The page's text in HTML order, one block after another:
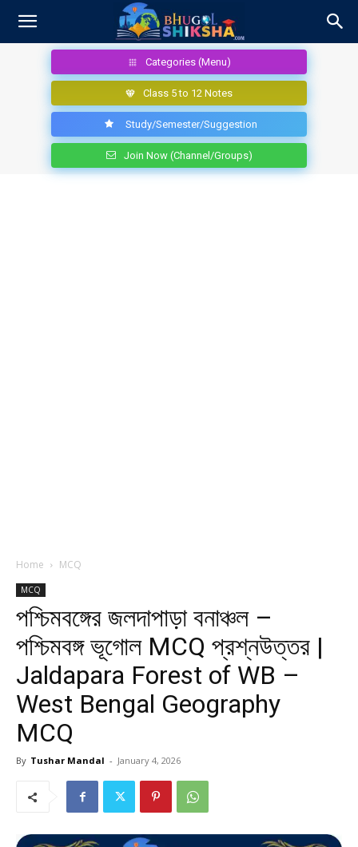
Categories (Menu)
Class 5 to 12 Notes
Study/Semester/Suggestion
Join Now (Channel/Groups)
Home MCQ
MCQ
পশ্চিমবঙ্গের জলদাপাড়া বনাঞ্চল –
পশ্চিমবঙ্গ ভূগোল MCQ প্রশ্নউত্তর |
Jaldapara Forest of WB –
West Bengal Geography
MCQ
By Tushar Mandal - January 4, 2026